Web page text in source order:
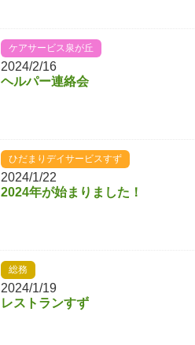
ケアサービス泉が丘
2024/2/16
ヘルパー連絡会
ひだまりデイサービスすず
2024/1/22
2024年が始まりました！
総務
2024/1/19
レストランすず